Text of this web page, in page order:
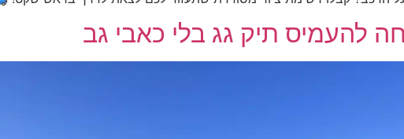
להעמיס תיק גג בלי כאבי גב